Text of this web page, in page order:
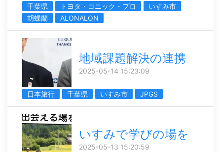
千葉県 トヨタ・コニック・プロ
いすみ市
胡蝶蘭
ALONALON
地域課題解決の連携
2025-05-14 15:23:09
日本旅行 千葉県 いすみ市 JPGS
いすみで学びの場を
2025-05-13 15:20:59